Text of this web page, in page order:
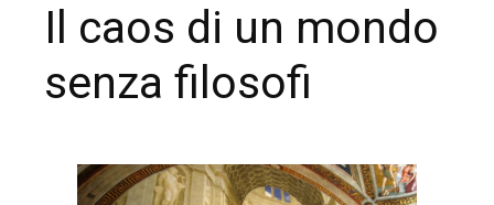
Il caos di un mondo
senza filosofi